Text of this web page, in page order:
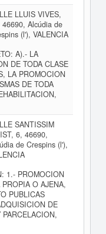
LLUIS VIVES,
46690, Alcúdia de
(l'), VALENCIA
A).- LA
DE TODA CLASE
LA PROMOCION
DE TODA
SANTISSIM
6, 46690,
de Crespins (l'),
1.- PROMOCION
O AJENA,
PUBLICAS
DE